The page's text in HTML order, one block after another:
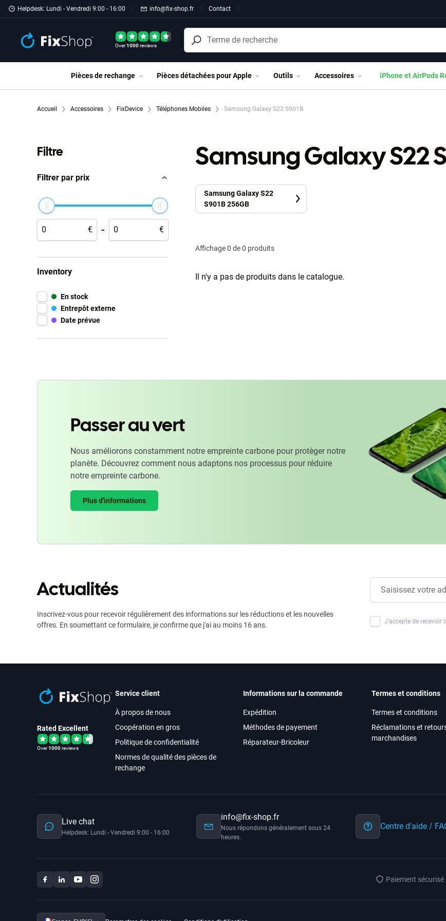
Passer au contenu principal
Helpdesk: Lundi - Vendredi 9:00 - 16:00 info@fix-shop.fr Contact
Over1000reviews
Pièces de rechange Pièces détachées pour Apple Outils Accessoires iPhone et AirPods
Accueil Accessoires FixDevice Téléphones Mobiles Samsung Galaxy S22 S901B
Filtre
Filtrer par prix
€ - €
Inventory
En stock
Entrepôt externe
Date prévue
Samsung Galaxy S22
Samsung Galaxy S22
S901B 256GB
Affichage0 de 0 produits
Il n'y a pas de produits dans le catalogue.
Passer au vert
Nous améliorons constamment notre empreinte carbone pour protèger notre
planète. Découvrez comment nous adaptons nos processus pour réduire
notre empreinte carbone.
Plus d'informations
Actualités
Inscrivez-vous pour recevoir régulièrement des informations sur les réductions et les nouvelles
offres. En soumettant ce formulaire, je confirme que j'ai au moins 16 ans.
J'accepte de recevoir
Rated Excellent
Over1000reviews
Service client
À propos de nous
Coopération en gros
Politique de confidentialité
Normes de qualité des pièces de
rechange
Informations sur la commande
Expédition
Méthodes de payement
Réparateur-Bricoleur
Termes et conditions
Termes et conditions
Réclamations et
marchandises
Live chat
Helpdesk: Lundi - Vendredi 9:00 - 16:00
info@fix-shop.fr
Nous répondons généralement sous 24
heures.
Centre d'aide /
Paiement sécurisé